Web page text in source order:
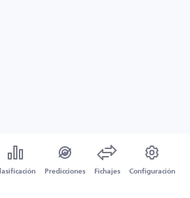
Predicciones Fichajes Configuración